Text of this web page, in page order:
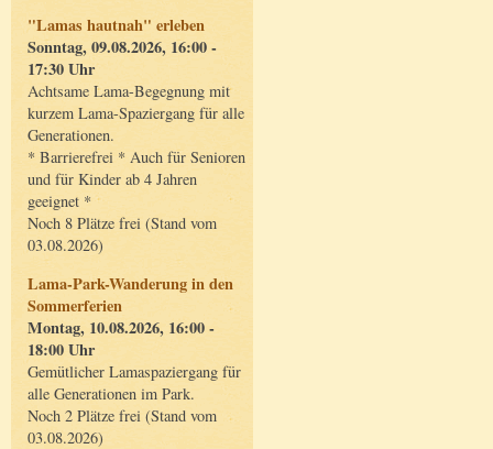
"Lamas hautnah" erleben
Sonntag, 09.08.2026, 16:00 -
17:30 Uhr
Achtsame Lama-Begegnung mit
kurzem Lama-Spaziergang für alle
Generationen.
* Barrierefrei * Auch für Senioren
und für Kinder ab 4 Jahren
geeignet *
Noch 8 Plätze frei (Stand vom
03.08.2026)
Lama-Park-Wanderung in den
Sommerferien
Montag, 10.08.2026, 16:00 -
18:00 Uhr
Gemütlicher Lamaspaziergang für
alle Generationen im Park.
Noch 2 Plätze frei (Stand vom
03.08.2026)